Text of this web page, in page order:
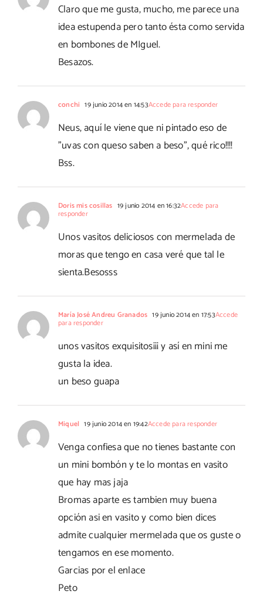
Claro que me gusta, mucho, me parece una
idea estupenda pero tanto ésta como servida
en bombones de MIguel.
Besazos.
conchi 19 junio 2014 en 14:53Accede para responder
Neus, aquí le viene que ni pintado eso de
"uvas con queso saben a beso", qué rico!!!!
Bss.
Doris mis cosillas 19 junio 2014 en 16:32Accede para
responder
Unos vasitos deliciosos con mermelada de
moras que tengo en casa veré que tal le
sienta.Besosss
María José Andreu Granados 19 junio 2014 en 17:53Accede
para responder
unos vasitos exquisitos¡¡¡ y así en mini me
gusta la idea.
un beso guapa
Miquel 19 junio 2014 en 19:42Accede para responder
Venga confiesa que no tienes bastante con
un mini bombón y te lo montas en vasito
que hay mas jaja
Bromas aparte es tambien muy buena
opción asi en vasito y como bien dices
admite cualquier mermelada que os guste o
tengamos en ese momento.
Garcias por el enlace
Peto